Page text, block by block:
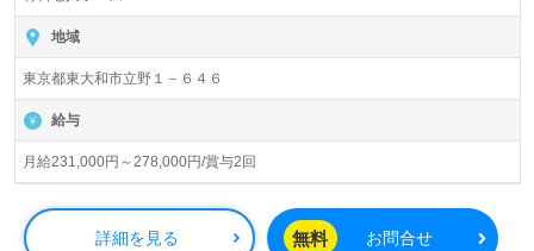
入居定員42名（42室/全室個室）『気まま館東大和』アビ
リティーズ・ケアネット株式会社（本部：東京都渋谷区）
様の運営です。東京都、埼玉県、千葉県を中心に有料老人
ホーム、デイサービス、サービス付き高齢者向け住宅、福
◎ご利用者様のいつまでも自分らしくを願い、『人生を楽
しみ”きまま”に暮らす』をサポートされる事業所様！◎
看護助手や介護職経験のある方はもちろん、これから介護
地域
東京都東大和市立野１－６４６
給与
月給231,000円～278,000円/賞与2回
詳細を見る 無料 お問合せ